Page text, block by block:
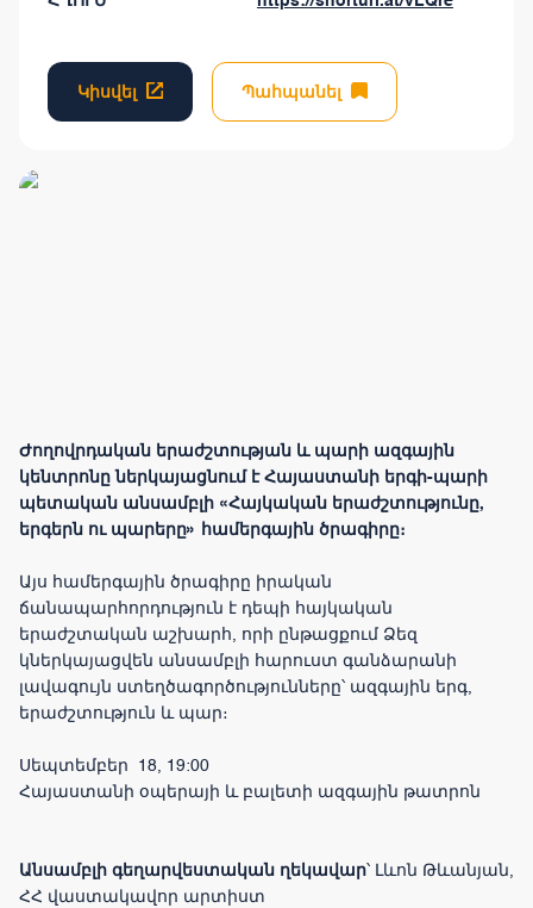
Կիսվել Պահպանել
Ժողովրդական երաժշտության և պարի ազգային
կենտրոնը ներկայացնում է Հայաստանի երգի-պարի
պետական անսամբլի «Հայկական երաժշտությունը,
երգերն ու պարերը» համերգային ծրագիրը։
Այս համերգային ծրագիրը իրական
ճանապարհորդություն է դեպի հայկական
երաժշտական աշխարհ, որի ընթացքում Ձեզ
կներկայացվեն անսամբլի հարուստ գանձարանի
լավագույն ստեղծագործությունները՝ ազգային երգ,
երաժշտություն և պար։
Սեպտեմբեր 18, 19:00
Հայաստանի օպերայի և բալետի ազգային թատրոն
Անսամբլի գեղարվեստական ղեկավար՝ Լևոն Թևանյան,
ՀՀ վաստակավոր արտիստ